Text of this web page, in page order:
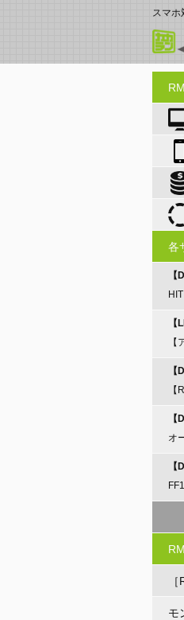
スマホ
各
【
オ
ト
モ